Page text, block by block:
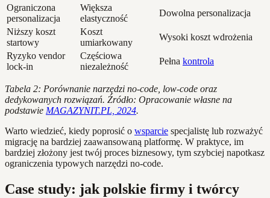
Ograniczona
personalizacja
Większa
elastyczność
Dowolna personalizacja
Niższy koszt
startowy
Koszt
umiarkowany
Wysoki koszt wdrożenia
Ryzyko vendor
lock-in
Częściowa
niezależność
Pełna kontrola
Tabela 2: Porównanie narzędzi no-code, low-code oraz
dedykowanych rozwiązań. Źródło: Opracowanie własne na
podstawie MAGAZYNIT.PL, 2024.
Warto wiedzieć, kiedy poprosić o wsparcie specjalistę lub rozważyć
migrację na bardziej zaawansowaną platformę. W praktyce, im
bardziej złożony jest twój proces biznesowy, tym szybciej napotkasz
ograniczenia typowych narzędzi no-code.
Case study: jak polskie firmy i twórcy